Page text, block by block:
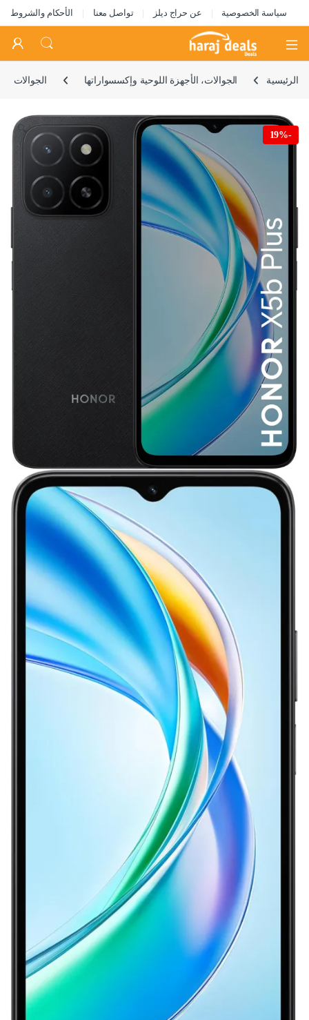
سياسة الخصوصية عن حراج ديلز تواصل معنا الأحكام والشروط
Open
الرئيسية الجوالات، الأجهزة اللوحية وإكسسواراتها الجوالات
-
19%
🔍